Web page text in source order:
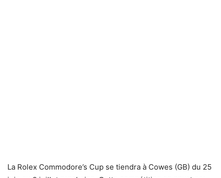
La Rolex Commodore’s Cup se tiendra à Cowes (GB) du 25